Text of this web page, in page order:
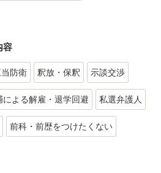
容
防衛 釈放・保釈 示談交渉
による解雇・退学回避 私選弁護人
前科・前歴をつけたくない